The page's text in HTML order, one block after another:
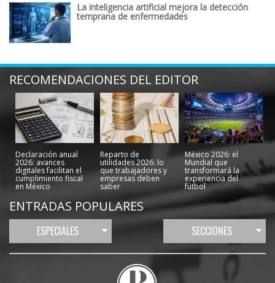
La inteligencia artificial mejora la detección
temprana de enfermedades
RECOMENDACIONES DEL EDITOR
Declaración anual
2026: avances
digitales facilitan el
cumplimiento fiscal
en México
Reparto de
utilidades 2026: lo
que trabajadores y
empresas deben
saber
México 2026: el
Mundial que
transformará la
experiencia del
fútbol
ENTRADAS POPULARES
ESPECIALES SECCIONES